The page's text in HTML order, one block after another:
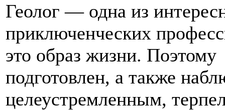
Геолог — одна из
приключенческих
это образ жизни.
подготовлен, а также
целеустремленным,